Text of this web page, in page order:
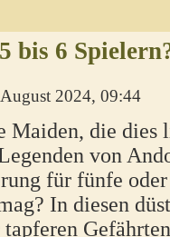
bis 6
2024, 09:44
Maiden, die dies
von
für fünfe oder
In diesen